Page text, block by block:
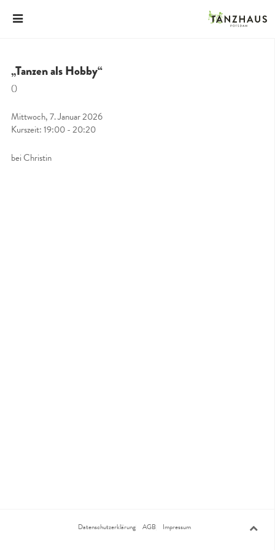
„Tanzen als Hobby“
()
Mittwoch, 7. Januar 2026
Kurszeit: 19:00 - 20:20
bei Christin
Datenschutzerklärung AGB Impressum